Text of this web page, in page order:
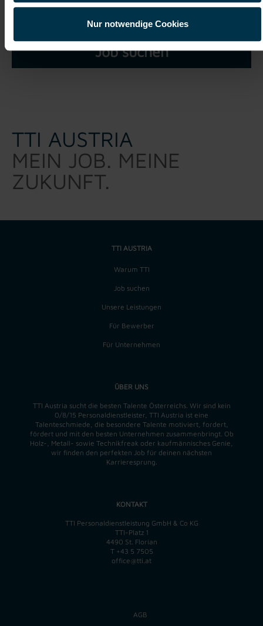
Nur notwendige Cookies
Job suchen
TTI AUSTRIA
MEIN JOB. MEINE
ZUKUNFT.
TTI AUSTRIA
Warum TTI
Job suchen
Unsere Leistungen
Für Bewerber
Für Unternehmen
ÜBER UNS
TTI Austria sucht die besten Talente Österreichs. Wir sind kein
0/8/15 Personaldienstleister, TTI Austria ist eine
Talenteschmiede, die besondere Talente motiviert, fordert,
fördert und mit den besten Unternehmen zusammenbringt. Ob
Holz-, Metall- sowie Technikfreak oder kaufmännisches Genie,
wir finden den perfekten Job für deinen nächsten
Karrieresprung.
KONTAKT
TTI Personaldienstleistung GmbH & Co KG
TTI-Platz 1
4490 St. Florian
T +43 5 7505
office@tti.at
AGB